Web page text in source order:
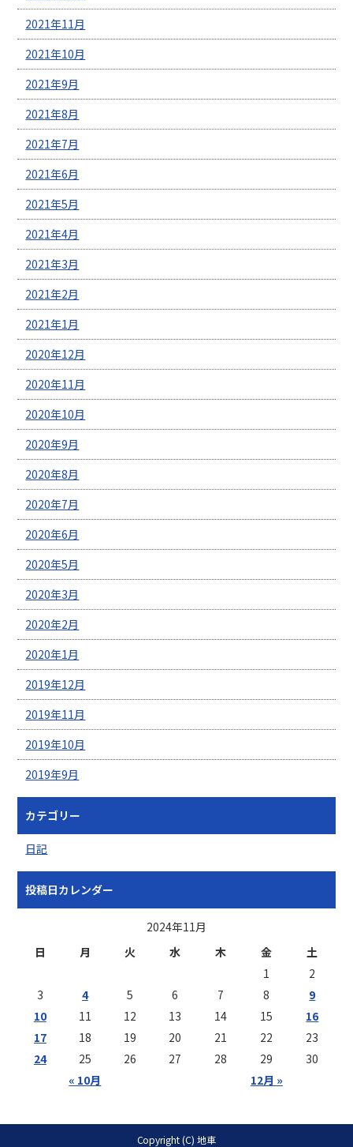
2021年11月
2021年10月
2021年9月
2021年8月
2021年7月
2021年6月
2021年5月
2021年4月
2021年3月
2021年2月
2021年1月
2020年12月
2020年11月
2020年10月
2020年9月
2020年8月
2020年7月
2020年6月
2020年5月
2020年3月
2020年2月
2020年1月
2019年12月
2019年11月
2019年10月
2019年9月
カテゴリー
日記
投稿日カレンダー
2024年11月
日
月 火 水 木 金 土
« 10月 12月 »
1
2
3
4 5 6 7 8
9
10
11 12 13 14 15
16
17
18 19 20 21 22
23
24
25 26 27 28 29 30
Copyright (C) 地車